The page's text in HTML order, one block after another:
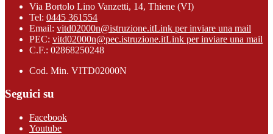
Via Bortolo Lino Vanzetti, 14, Thiene (VI)
Tel: 0445 361554
Email: vitd02000n@istruzione.itLink per inviare una mail
PEC: vitd02000n@pec.istruzione.itLink per inviare una mail
C.F.: 02868250248
Cod. Min. VITD02000N
Seguici su
Facebook
Youtube